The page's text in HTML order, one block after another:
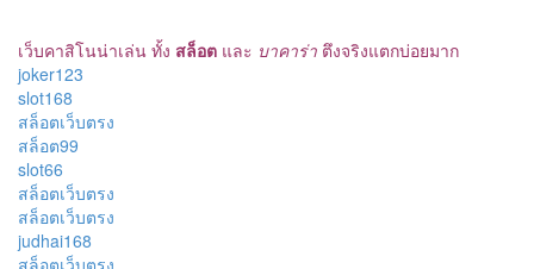
เว็บคาสิโนน่าเล่น ทั้ง สล็อต และ บาคาร่า ตึงจริงแตกบ่อยมาก
joker123
slot168
สล็อตเว็บตรง
สล็อต99
slot66
สล็อตเว็บตรง
สล็อตเว็บตรง
judhai168